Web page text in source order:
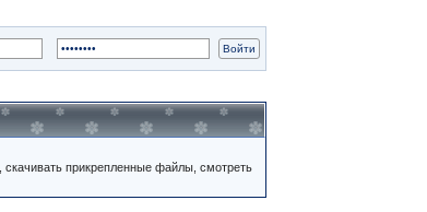
прикрепленные файлы, смотреть